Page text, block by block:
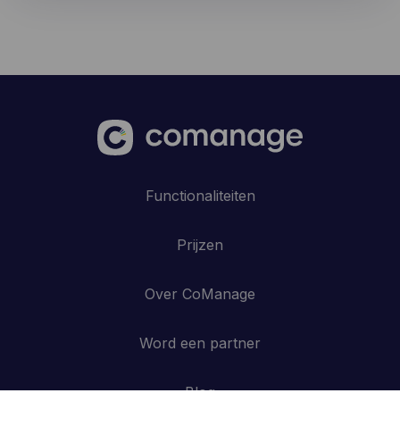
Functionaliteiten
Prijzen
Over CoManage
Word een partner
Blog